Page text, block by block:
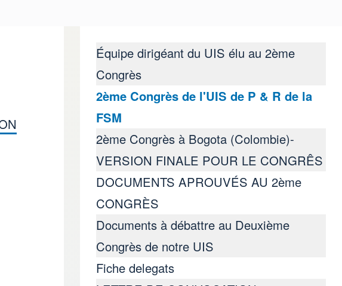
de l'UIS de P & R de
Équipe dirigéant du UIS élu au 2ème
Congrès
2ème Congrès de l'UIS de P & R de la
FSM
2ème Congrès à Bogota (Colombie)-
VERSION FINALE POUR LE CONGRÊS
DOCUMENTS APROUVÉS AU 2ème
CONGRÈS
Documents à débattre au Deuxième
Congrès de notre UIS
Fiche delegats